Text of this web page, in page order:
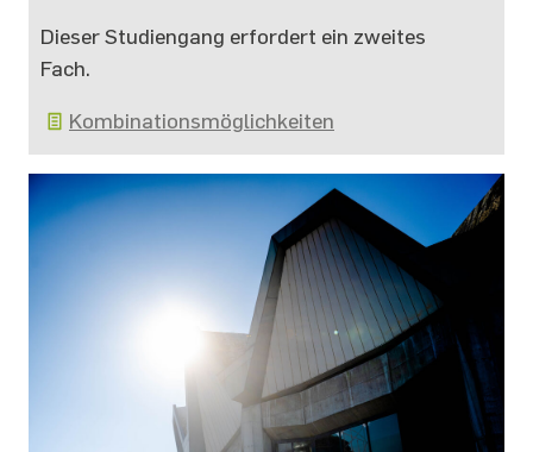
Dieser Studiengang erfordert ein zweites
Fach.
Kombinationsmöglichkeiten